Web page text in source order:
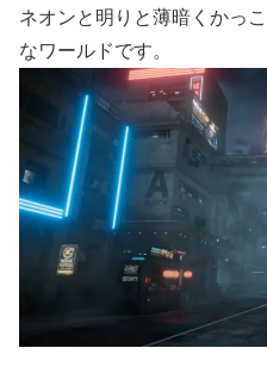
ネオンと明りと薄暗くかっ
なワールドです。